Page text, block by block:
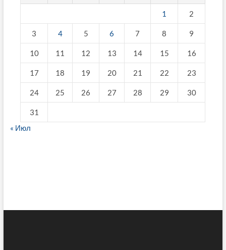
1 2
3 4 5 6 7 8 9
10 11 12 13 14 15 16
17 18 19 20 21 22 23
24 25 26 27 28 29 30
31
« Июл